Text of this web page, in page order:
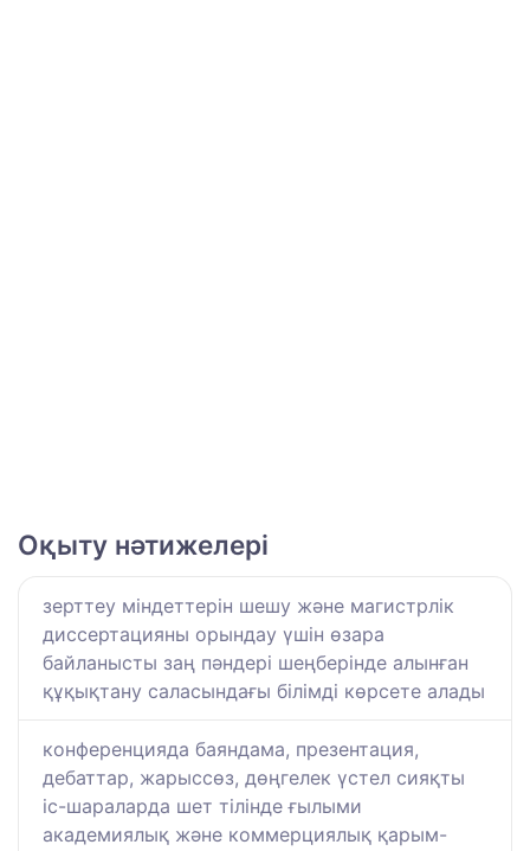
Оқыту нәтижелері
зерттеу міндеттерін шешу және магистрлік
диссертацияны орындау үшін өзара
байланысты заң пәндері шеңберінде алынған
құқықтану саласындағы білімді көрсете алады
конференцияда баяндама, презентация,
дебаттар, жарыссөз, дөңгелек үстел сияқты
іс-шараларда шет тілінде ғылыми
академиялық және коммерциялық қарым-